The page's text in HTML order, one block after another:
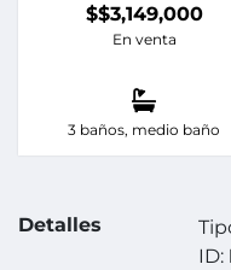
$$3,149,000
En venta
3 baños, medio baño
Detalles
ID: